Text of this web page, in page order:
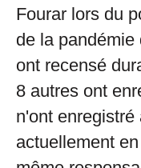
Fourar lors du
de la
ont recensé
8 autres ont
n'ont
actuellement